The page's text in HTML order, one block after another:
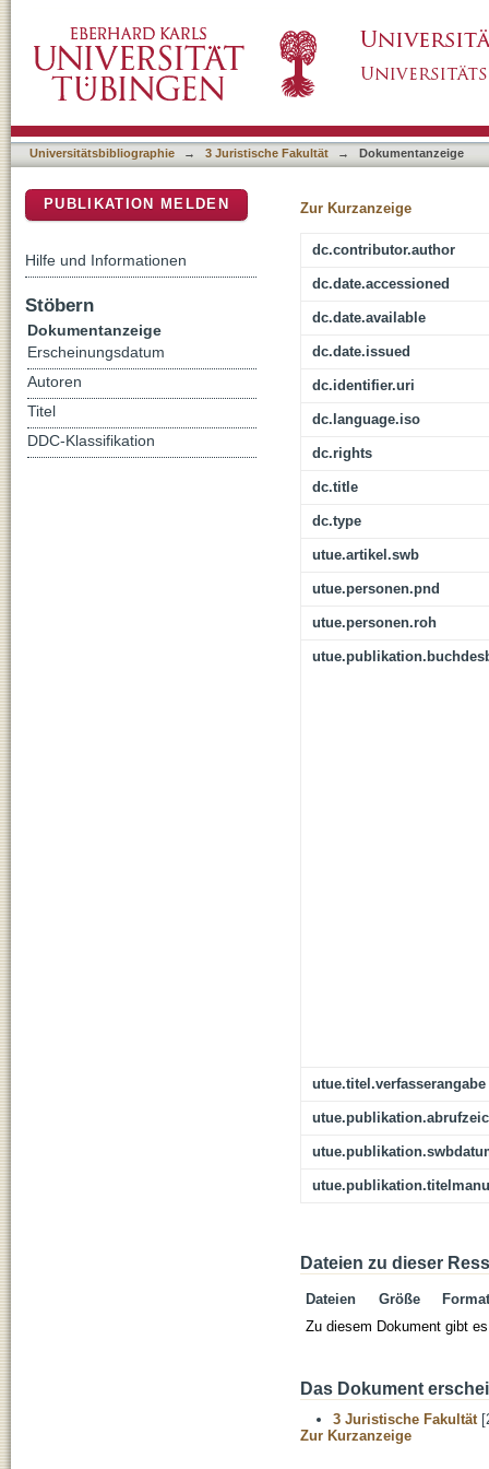
Universitätsbibliographie → 3 Juristische Fakultät → Dokumentanzeige
Zur Kurzanzeige
dc.contributor.author
dc.date.accessioned
dc.date.available
dc.date.issued
dc.identifier.uri
dc.language.iso
dc.rights
dc.title
dc.type
utue.artikel.swb
utue.personen.pnd
utue.personen.roh
utue.titel.verfasserangabe
Dateien zu dieser
Dateien Größe
Format
Zu diesem Dokument gibt
Das Dokument
3 Juristische Fakultät
Zur Kurzanzeige
PUBLIKATION MELDEN
Hilfe und Informationen
Stöbern
Dokumentanzeige
Erscheinungsdatum
Autoren
Titel
DDC-Klassifikation